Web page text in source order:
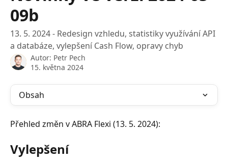
09b
13. 5. 2024 - Redesign vzhledu, statistiky využívání API
a databáze, vylepšení Cash Flow, opravy chyb
Autor: Petr Pech
15. května 2024
Obsah
Přehled změn v ABRA Flexi (13. 5. 2024):
Vylepšení